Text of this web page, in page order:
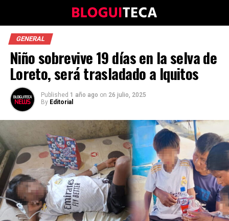
GENERAL
Niño sobrevive 19 días en la selva de
Loreto, será trasladado a Iquitos
Published 1 año ago on 26 julio, 2025
By Editorial